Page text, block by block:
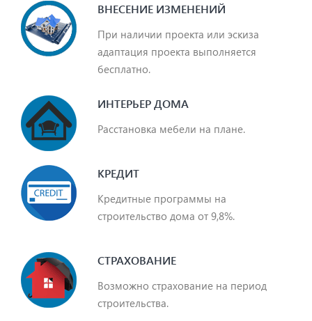
ВНЕСЕНИЕ ИЗМЕНЕНИЙ
При наличии проекта или эскиза
адаптация проекта выполняется
бесплатно.
ИНТЕРЬЕР ДОМА
Расстановка мебели на плане.
КРЕДИТ
Кредитные программы на
строительство дома от 9,8%.
СТРАХОВАНИЕ
Возможно страхование на период
строительства.